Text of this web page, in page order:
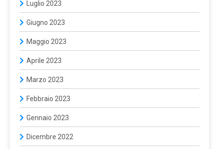
Luglio 2023
Giugno 2023
Maggio 2023
Aprile 2023
Marzo 2023
Febbraio 2023
Gennaio 2023
Dicembre 2022